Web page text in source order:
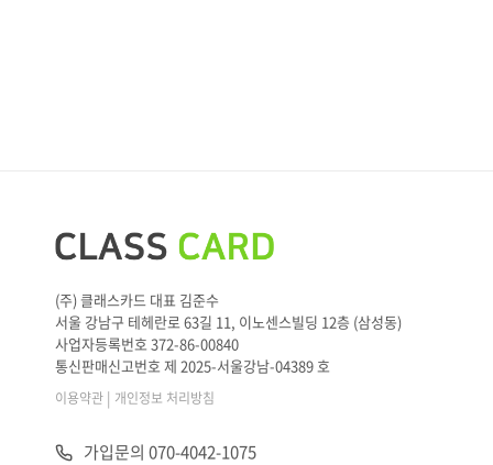
(주) 클래스카드 대표 김준수
서울 강남구 테헤란로 63길 11, 이노센스빌딩 12층 (삼성동)
사업자등록번호 372-86-00840
통신판매신고번호 제 2025-서울강남-04389 호
이용약관 | 개인정보 처리방침
가입문의 070-4042-1075